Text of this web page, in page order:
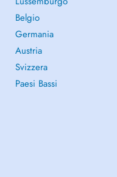
Belgio
Germania
Austria
Svizzera
Paesi Bassi